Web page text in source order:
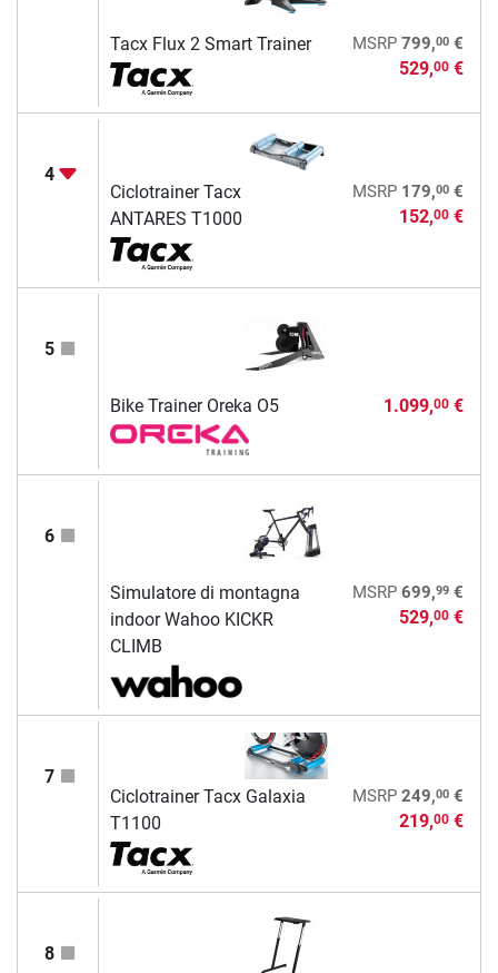
Tacx Flux 2 Smart Trainer MSRP 799,00€
529,00€
4
Ciclotrainer Tacx
ANTARES T1000
MSRP 179,00€
152,00€
5
Bike Trainer Oreka O5 1.099,00€
6
Simulatore di montagna
indoor Wahoo KICKR
CLIMB
MSRP 699,99€
529,00€
7
Ciclotrainer Tacx Galaxia
T1100
MSRP 249,00€
219,00€
8